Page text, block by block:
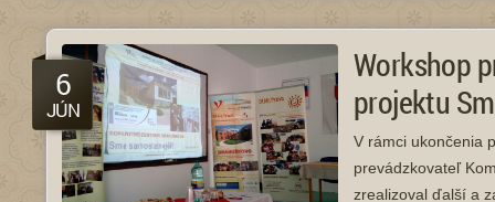
6
JÚN
Workshop
projektu
V rámci ukončenia
prevádzkovateľ
zrealizoval ďalší a